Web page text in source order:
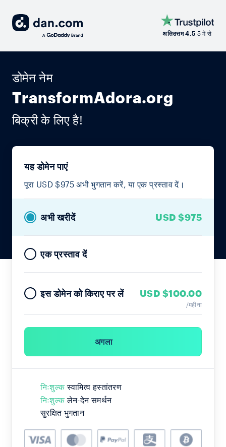
अतिउत्तम 4.5 5 में से
डोमेन नेम
TransformAdora.org
बिक्री के लिए है!
यह डोमेन पाएं
पूरा USD $975 अभी भुगतान करें, या एक प्रस्ताव दें।
अभी खरीदें USD $975
एक प्रस्ताव दें
इस डोमेन को किराए पर लें USD $100.00
/महीना
अगला
निःशुल्क स्वामित्व हस्तांतरण
निःशुल्क लेन-देन समर्थन
सुरक्षित भुगतान